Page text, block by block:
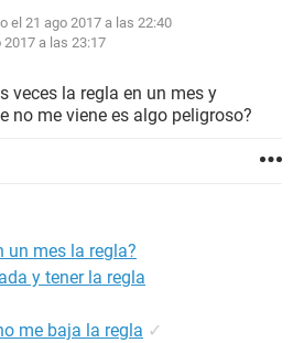
el 21 ago 2017 a las 22:40
2017 a las 23:17
veces la regla en un mes y
no me viene es algo peligroso?
un mes la regla?
y tener la regla
me baja la regla ✓